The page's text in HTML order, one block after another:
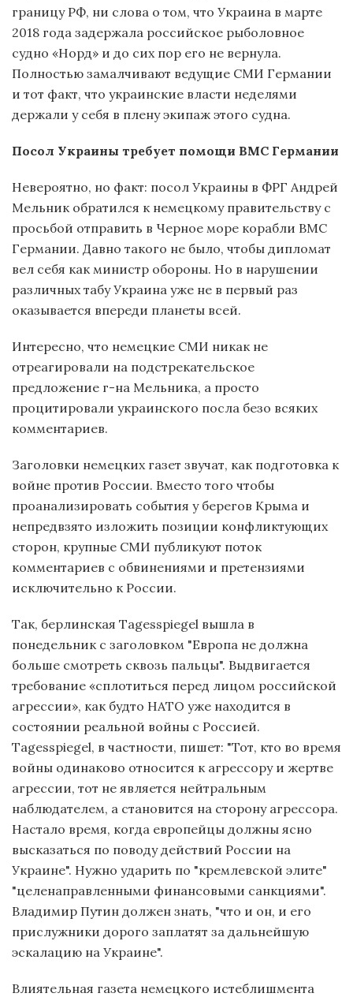
границу РФ, ни слова о том, что Украина в марте
2018 года задержала российское рыболовное
судно «Норд» и до сих пор его не вернула.
Полностью замалчивают ведущие СМИ Германии
и тот факт, что украинские власти неделями
держали у себя в плену экипаж этого судна.
Посол Украины требует помощи ВМС Германии
Невероятно, но факт: посол Украины в ФРГ Андрей
Мельник обратился к немецкому правительству с
просьбой отправить в Черное море корабли ВМС
Германии. Давно такого не было, чтобы дипломат
вел себя как министр обороны. Но в нарушении
различных табу Украина уже не в первый раз
оказывается впереди планеты всей.
Интересно, что немецкие СМИ никак не
отреагировали на подстрекательское
предложение г-на Мельника, а просто
процитировали украинского посла безо всяких
комментариев.
Заголовки немецких газет звучат, как подготовка к
войне против России. Вместо того чтобы
проанализировать события у берегов Крыма и
непредвзято изложить позиции конфликтующих
сторон, крупные СМИ публикуют поток
комментариев c обвинениями и претензиями
исключительно к России.
Так, берлинская Tagesspiegel вышла в
понедельник с заголовком "Европа не должна
больше смотреть сквозь пальцы". Выдвигается
требование «сплотиться перед лицом российской
агрессии», как будто НАТО уже находится в
состоянии реальной войны с Россией.
Tagesspiegel, в частности, пишет: "Тот, кто во время
войны одинаково относится к агрессору и жертве
агрессии, тот не является нейтральным
наблюдателем, а становится на сторону агрессора.
Настало время, когда европейцы должны ясно
высказаться по поводу действий России на
Украине". Нужно ударить по "кремлевской элите"
"целенаправленными финансовыми санкциями".
Владимир Путин должен знать, "что и он, и его
прислужники дорого заплатят за дальнейшую
эскалацию на Украине".
Влиятельная газета немецкого истеблишмента